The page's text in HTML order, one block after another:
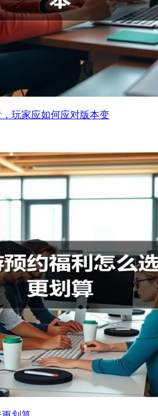
玩家应如何应对版本变